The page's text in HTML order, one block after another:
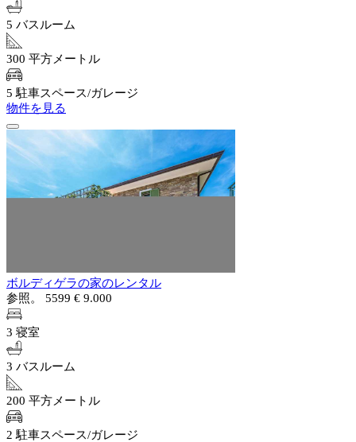
5 バスルーム
300 平方メートル
5 駐車スペース/ガレージ
物件を見る
ボルディゲラの家のレンタル
参照。 5599 € 9.000
3 寝室
3 バスルーム
200 平方メートル
2 駐車スペース/ガレージ